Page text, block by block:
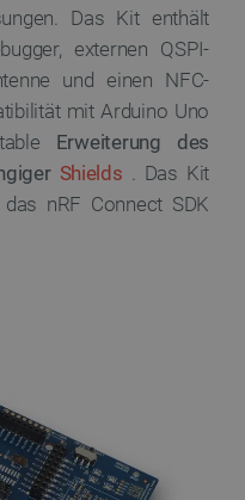
Das Kit enthält
externen QSPI-
und einen NFC-
mit Arduino Uno
Erweiterung des
Shields . Das Kit
nRF Connect SDK